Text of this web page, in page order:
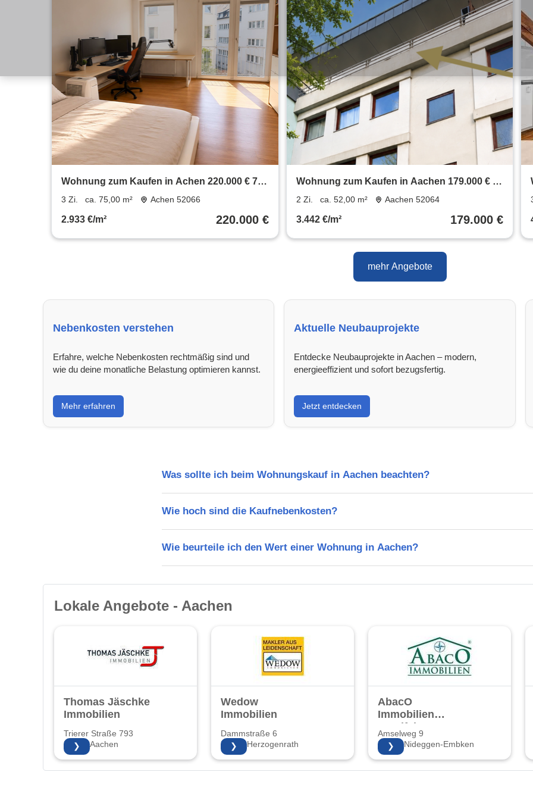
Wohnung zum Kaufen in Achen 220.000 € 75
m²
3 Zi. ca. 75,00 m² Achen 52066
2.933 €/m² 220.000 €
Wohnung zum Kaufen in Aachen 179.000 € 52
m²
2 Zi. ca. 52,00 m² Aachen 52064
3.442 €/m² 179.000 €
mehr Angebote
Nebenkosten verstehen
Erfahre, welche Nebenkosten rechtmäßig sind und
wie du deine monatliche Belastung optimieren kannst.
Mehr erfahren
Aktuelle Neubauprojekte
Entdecke Neubauprojekte in Aachen – modern,
energieeffizient und sofort bezugsfertig.
Jetzt entdecken
Was sollte ich beim Wohnungskauf in Aachen beachten?
Wie hoch sind die Kaufnebenkosten?
Wie beurteile ich den Wert einer Wohnung in Aachen?
Lokale Angebote - Aachen
Thomas Jäschke
Immobilien
Trierer Straße 793
52078 Aachen
❯
Wedow
Immobilien
Dammstraße 6
52134 Herzogenrath
❯
AbacO
Immobilien
Voreifel
Amselweg 9
52385 Nideggen-Embken
❯